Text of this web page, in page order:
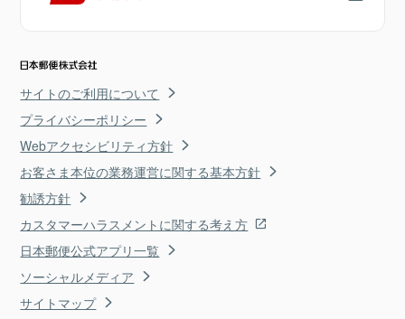
サイトのご利用について
プライバシーポリシー
Webアクセシビリティ方針
お客さま本位の業務運営に関する基本方針
勧誘方針
カスタマーハラスメントに関する考え方
日本郵便公式アプリ一覧
ソーシャルメディア
サイトマップ